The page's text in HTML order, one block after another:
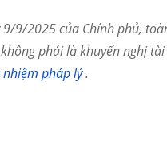
9/2025 của Chính phủ,
phải là khuyến nghị
pháp lý.